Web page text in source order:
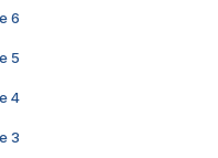
6
5
4
3